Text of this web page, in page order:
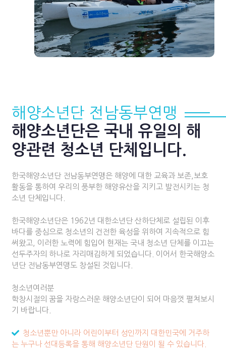
해양소년단 전남동부연맹
해양소년단은 국내 유일의 해
양관련 청소년 단체입니다.
한국해양소년단 전남동부연맹은 해양에 대한 교육과 보존,보호
활동을 통하여 우리의 풍부한 해양유산을 지키고 발전시키는 청
소년 단체입니다.
한국해양소년단은 1962년 대한소년단 산하단체로 설립된 이후
바다를 중심으로 청소년의 건전한 육성을 위하여 지속적으로 힘
써왔고, 이러한 노력에 힘입어 현재는 국내 청소년 단체를 이끄는
선두주자의 하나로 자리매김하게 되었습니다. 이어서 한국해양소
년단 전남동부연맹도 창설된 것입니다.
청소년여러분
학창시절의 꿈을 자랑스러운 해양소년단이 되어 마음껏 펼쳐보시
기 바랍니다.
청소년뿐만 아니라 어린이부터 성인까지 대한민국에 거주하
는 누구나 선대등록을 통해 해양소년단 단원이 될 수 있습니다.